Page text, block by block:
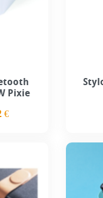
Pixie
€